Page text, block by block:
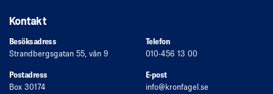
Kontakt
Besöksadress
Strandbergsgatan 55, vån 9
Telefon
010-456 13 00
Postadress
Box 30174
E-post
info@kronfagel.se